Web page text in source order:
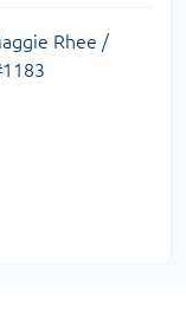
Rhee /